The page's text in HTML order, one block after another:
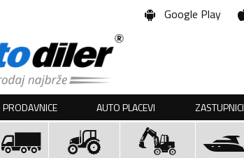
Google Play
PRODAVNICE AUTO PLACEVI ZASTUPNICI